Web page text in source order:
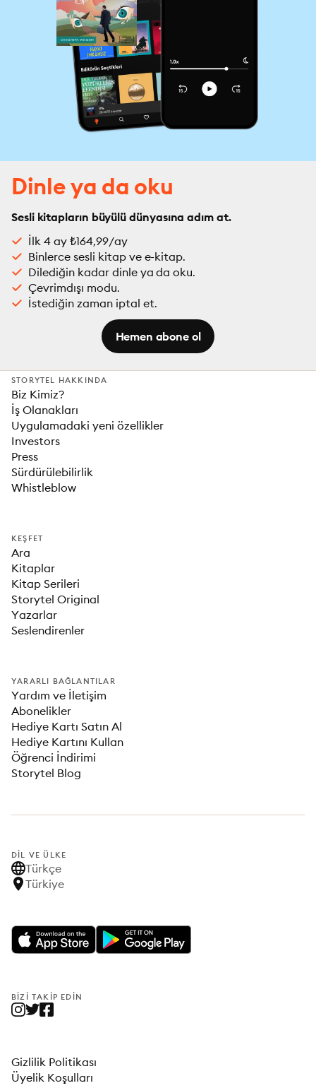
Dinle ya da oku
Sesli kitapların büyülü dünyasına adım at.
İlk 4 ay ₺164,99/ay
Binlerce sesli kitap ve e-kitap.
Dilediğin kadar dinle ya da oku.
Çevrimdışı modu.
İstediğin zaman iptal et.
Hemen abone ol
STORYTEL HAKKINDA
Biz Kimiz?
İş Olanakları
Uygulamadaki yeni özellikler
Investors
Press
Sürdürülebilirlik
Whistleblow
KEŞFET
Ara
Kitaplar
Kitap Serileri
Storytel Original
Yazarlar
Seslendirenler
YARARLI BAĞLANTILAR
Yardım ve İletişim
Abonelikler
Hediye Kartı Satın Al
Hediye Kartını Kullan
Öğrenci İndirimi
Storytel Blog
DIL VE ÜLKE
Türkçe
Türkiye
BIZI TAKIP EDIN
Gizlilik Politikası
Üyelik Koşulları